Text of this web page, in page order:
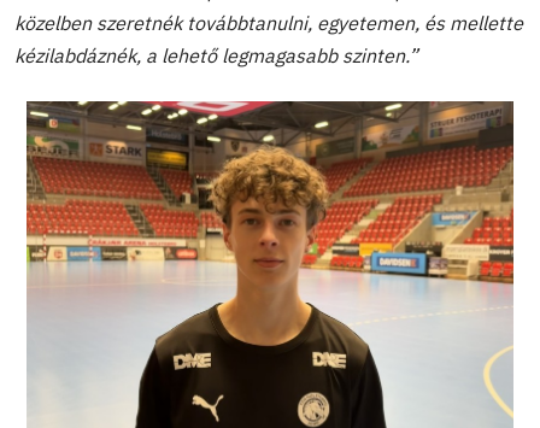
közelben szeretnék továbbtanulni, egyetemen, és mellette
kézilabdáznék, a lehető legmagasabb szinten.”